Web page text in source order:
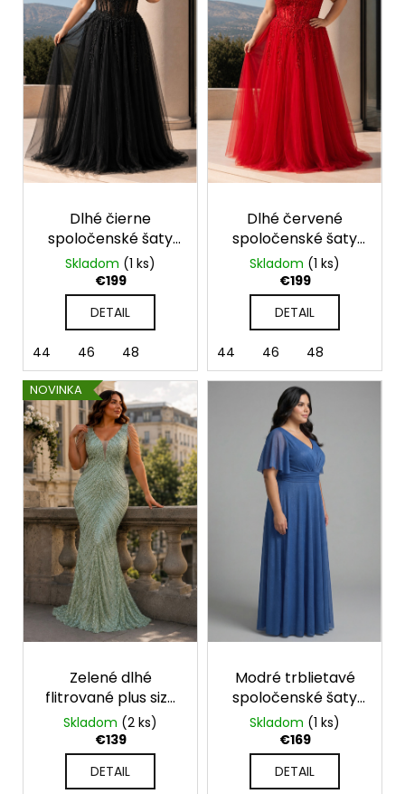
k
t
o
v
s
p
r
o
d
u
k
t
Dlhé čierne
spoločenské šaty
pre moletky s
tylovou sukňou a
čipkou
Skladom (1 ks)
€199
DETAIL
44 46 48
Dlhé červené
spoločenské šaty
pre moletky s
tylovou sukňou a
čipkou
Skladom (1 ks)
€199
DETAIL
44 46 48
NOVINKA
Zelené dlhé
flitrované plus size
šaty Eleonora
Skladom (2 ks)
€139
DETAIL
Modré trblietavé
spoločenské šaty
pre moletky Julia
Skladom (1 ks)
€169
DETAIL
á
j
s
ť
?
r
ú
č
a
m
e